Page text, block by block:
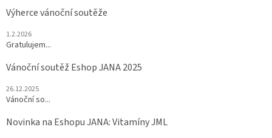
Výherce vánoční soutěže
1.2.2026
Gratulujem...
Vánoční soutěž Eshop JANA 2025
26.12.2025
Vánoční so...
Novinka na Eshopu JANA: Vitamíny JML